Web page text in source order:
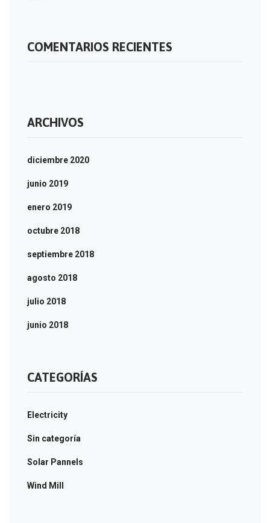
COMENTARIOS RECIENTES
ARCHIVOS
diciembre 2020
junio 2019
enero 2019
octubre 2018
septiembre 2018
agosto 2018
julio 2018
junio 2018
CATEGORÍAS
Electricity
Sin categoría
Solar Pannels
Wind Mill